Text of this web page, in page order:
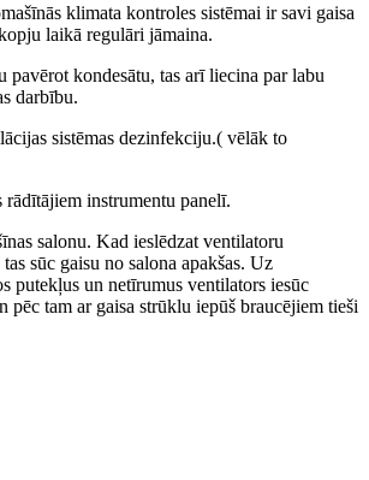
klimata kontroles sistēmai ir savi gaisa
laikā regulāri jāmaina.
pavērot kondesātu, tas arī liecina par labu
darbību.
sistēmas dezinfekciju.( vēlāk to
rādītājiem instrumentu panelī.
salonu. Kad ieslēdzat ventilatoru
sūc gaisu no salona apakšas. Uz
putekļus un netīrumus ventilators iesūc
pēc tam ar gaisa strūklu iepūš braucējiem tieši